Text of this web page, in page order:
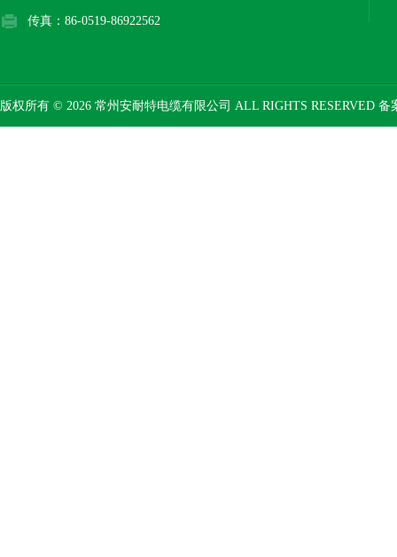
传真：86-0519-86922562
版权所有 © 2026 常州安耐特电缆有限公司 ALL RIGHTS RESERVED 备